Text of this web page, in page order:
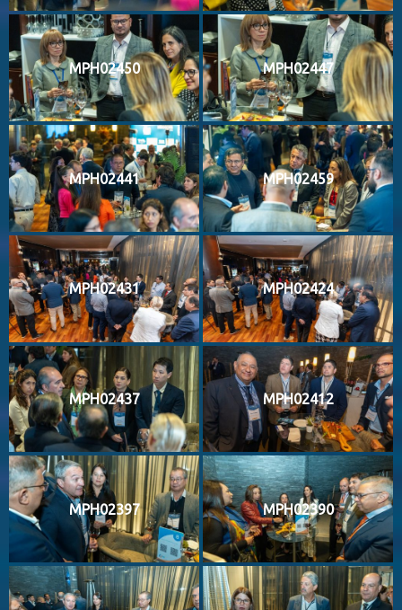
MPH02450 MPH02447
MPH02441 MPH02459
MPH02431 MPH02424
MPH02437 MPH02412
MPH02397 MPH02390